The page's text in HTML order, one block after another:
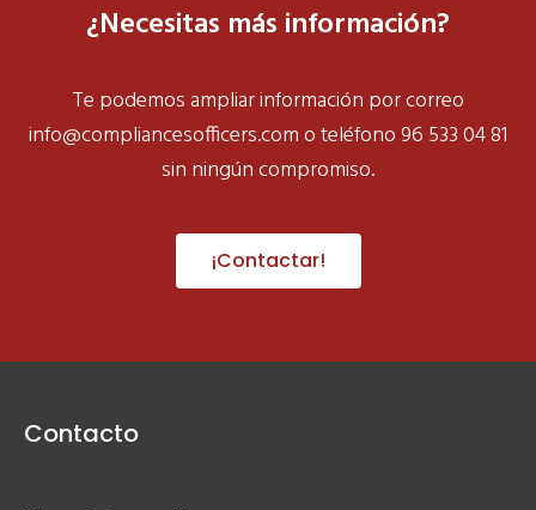
¿Necesitas más información?
Te podemos ampliar información por correo
info@compliancesofficers.como teléfono 96 533 04 81
sin ningún compromiso.
¡Contactar!
Contacto